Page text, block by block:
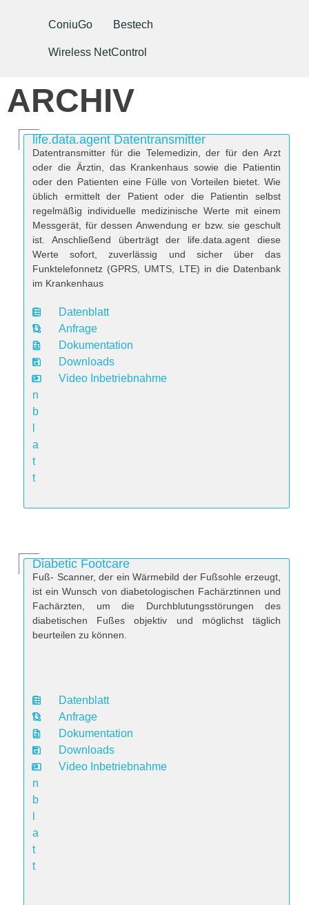
ConiuGo Bestech
Wireless NetControl
ARCHIV
life.data.agent Datentransmitter
Datentransmitter für die Telemedizin, der für den Arzt
oder die Ärztin, das Krankenhaus sowie die Patientin
oder den Patienten eine Fülle von Vorteilen bietet. Wie
üblich ermittelt der Patient oder die Patientin selbst
regelmäßig individuelle medizinische Werte mit einem
Messgerät, für dessen Anwendung er bzw. sie geschult
ist. Anschließend überträgt der life.data.agent diese
Werte sofort, zuverlässig und sicher über das
Funktelefonnetz (GPRS, UMTS, LTE) in die Datenbank
im Krankenhaus
D
a
t
e
n
b
a
t
t
Datenblatt
Anfrage
Dokumentation
Downloads
Video Inbetriebnahme
Diabetic Footcare
Fuß- Scanner, der ein Wärmebild der Fußsohle erzeugt,
ist ein Wunsch von diabetologischen Fachärztinnen und
Fachärzten, um die Durchblutungsstörungen des
diabetischen Fußes objektiv und möglichst täglich
beurteilen zu können.
D
a
t
e
n
b
a
t
t
Datenblatt
Anfrage
Dokumentation
Downloads
Video Inbetriebnahme